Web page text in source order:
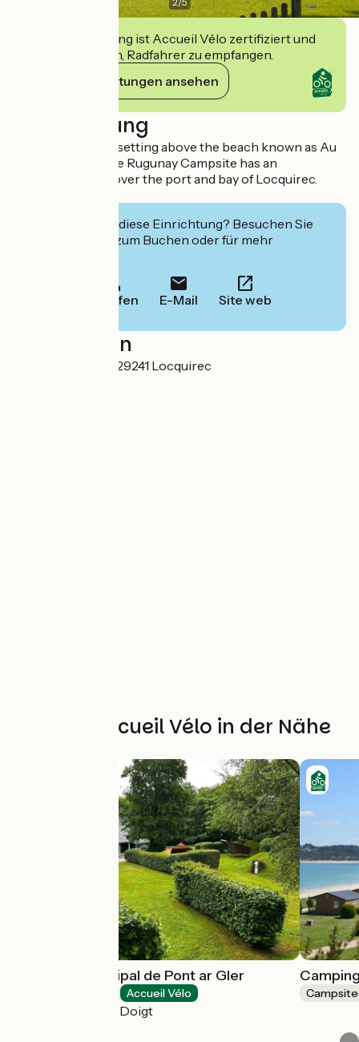
Diese Einrichtung ist Accueil Vélo zertifiziert und
verpflichtet sich, Radfahrer zu empfangen.
Ihre Verpflichtungen ansehen
Beschreibung
Situated in a calm setting above the beach known as Au
Fond de la Baie, the Rugunay Campsite has an
exceptional view over the port and bay of Locquirec.
Interessiert Sie diese Einrichtung? Besuchen Sie
deren Website zum Buchen oder für mehr
Anrufen E-Mail Site web
Localisation
6 rue du Rugunay 29241 Locquirec
Weitere Accueil Vélo in der Nähe
Camping Municipal de Pont ar Gler
Accueil Vélo
Saint-Jean-du-Doigt